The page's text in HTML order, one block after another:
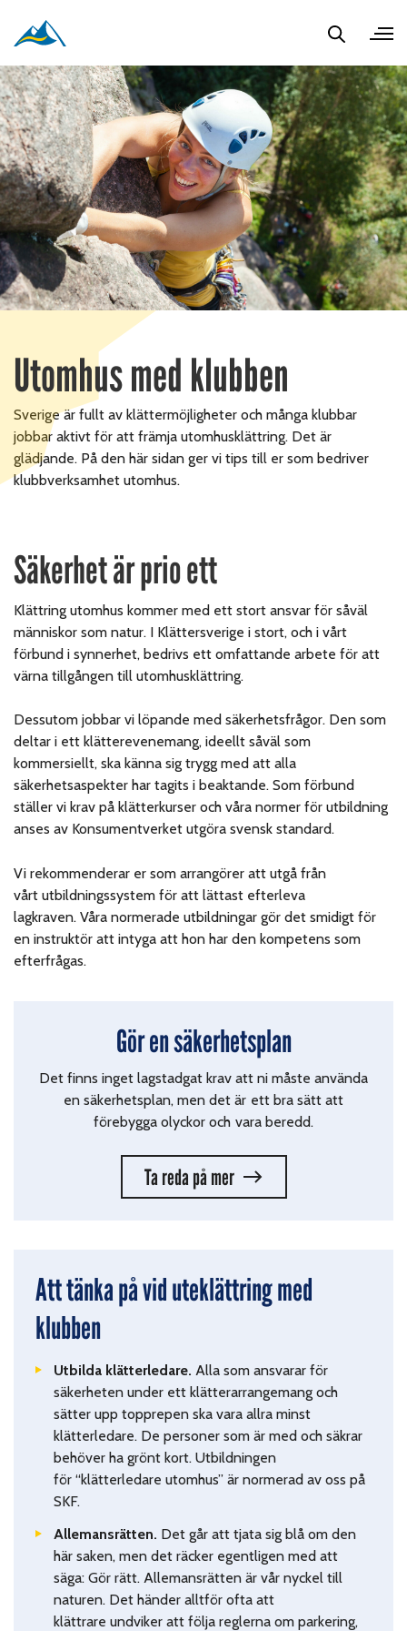
Utomhus med klubben
Sverige är fullt av klättermöjligheter och många klubbar
jobbar aktivt för att främja utomhusklättring. Det är
glädjande. På den här sidan ger vi tips till er som bedriver
klubbverksamhet utomhus.
Säkerhet är prio ett
Klättring utomhus kommer med ett stort ansvar för såväl
människor som natur. I Klättersverige i stort, och i vårt
förbund i synnerhet, bedrivs ett omfattande arbete för att
värna tillgången till utomhusklättring.
Dessutom jobbar vi löpande med säkerhetsfrågor. Den som
deltar i ett klätterevenemang, ideellt såväl som
kommersiellt, ska känna sig trygg med att alla
säkerhetsaspekter har tagits i beaktande. Som förbund
ställer vi krav på klätterkurser och våra normer för utbildning
anses av Konsumentverket utgöra svensk standard.
Vi rekommenderar er som arrangörer att utgå från
vårt utbildningssystem för att lättast efterleva
lagkraven. Våra normerade utbildningar gör det smidigt för
en instruktör att intyga att hon har den kompetens som
efterfrågas.
Gör en säkerhetsplan
Det finns inget lagstadgat krav att ni måste använda
en säkerhetsplan, men det är ett bra sätt att
förebygga olyckor och vara beredd.
Ta reda på mer
Att tänka på vid uteklättring med
klubben
Utbilda klätterledare. Alla som ansvarar för
säkerheten under ett klätterarrangemang och
sätter upp topprepen ska vara allra minst
klätterledare. De personer som är med och säkrar
behöver ha grönt kort. Utbildningen
för “klätterledare utomhus” är normerad av oss på
SKF.
Allemansrätten. Det går att tjata sig blå om den
här saken, men det räcker egentligen med att
säga: Gör rätt. Allemansrätten är vår nyckel till
naturen. Det händer alltför ofta att
klättrare undviker att följa reglerna om parkering,